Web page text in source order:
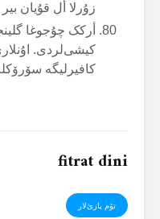
زۇرلا أل قۇیان
أرکک چۇجوغا
کیشی‌لردی.
کافیرلیگە
fitrat dini
تۆم یازئ‌لار